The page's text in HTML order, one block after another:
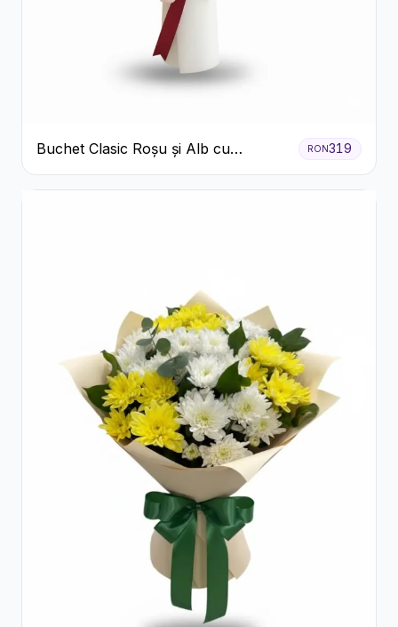
Buchet Clasic Roșu și Alb cu
Crizanteme
RON319